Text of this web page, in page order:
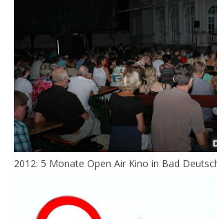
2012: 5 Monate Open Air Kino in Bad